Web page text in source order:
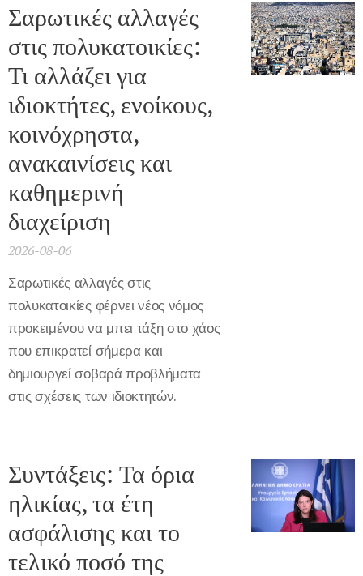
Σαρωτικές αλλαγές
στις πολυκατοικίες:
Τι αλλάζει για
ιδιοκτήτες, ενοίκους,
κοινόχρηστα,
ανακαινίσεις και
καθημερινή
διαχείριση
2026-08-06
Σαρωτικές αλλαγές στις
πολυκατοικίες φέρνει νέος νόμος
προκειμένου να μπει τάξη στο χάος
που επικρατεί σήμερα και
δημιουργεί σοβαρά προβλήματα
στις σχέσεις των ιδιοκτητών.
Συντάξεις: Τα όρια
ηλικίας, τα έτη
ασφάλισης και το
τελικό ποσό της